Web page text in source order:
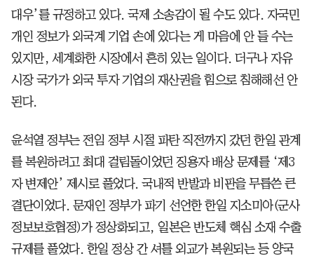
대우’를 규정하고 있다. 국제 소송감이 될 수도 있다. 자국민
개인 정보가 외국계 기업 손에 있다는 게 마음에 안 들 수는
있지만, 세계화한 시장에서 흔히 있는 일이다. 더구나 자유
시장 국가가 외국 투자 기업의 재산권을 힘으로 침해해선 안
된다.
윤석열 정부는 전임 정부 시절 파탄 직전까지 갔던 한일 관계
를 복원하려고 최대 걸림돌이었던 징용자 배상 문제를 ‘제3
자 변제안’ 제시로 풀었다. 국내적 반발과 비판을 무릅쓴 큰
결단이었다. 문재인 정부가 파기 선언한 한일 지소미아(군사
정보보호협정)가 정상화되고, 일본은 반도체 핵심 소재 수출
규제를 풀었다. 한일 정상 간 셔틀 외교가 복원되는 등 양국